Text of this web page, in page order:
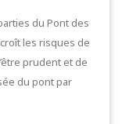
du Pont des
les risques de
prudent et de
du pont par